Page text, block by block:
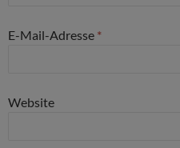
E-Mail-Adresse *
Website